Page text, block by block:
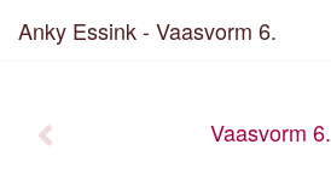
Anky Essink - Vaasvorm 6.
Vaasvorm 6.